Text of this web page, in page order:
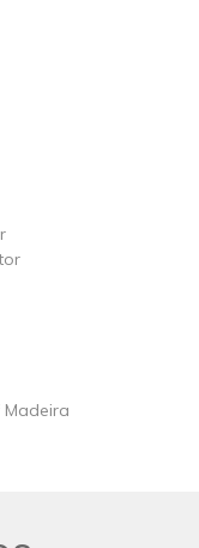
Madeira